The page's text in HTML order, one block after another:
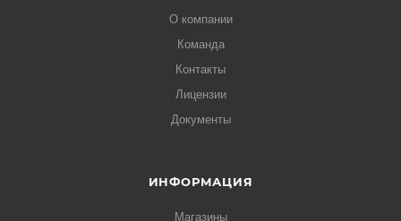
О компании
Команда
Контакты
Лицензии
Документы
ИНФОРМАЦИЯ
Магазины